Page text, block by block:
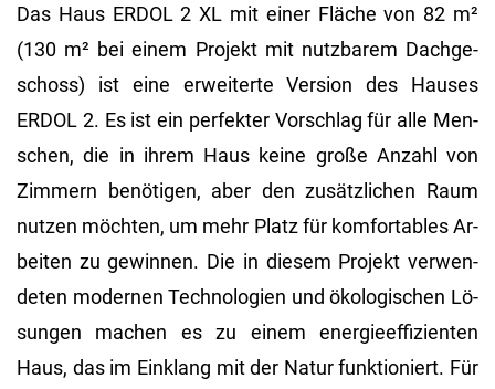
Das Haus ERDOL 2 XL mit einer Flä­che von 82 m²
(130 m² bei einem Pro­jekt mit nutz­ba­rem Dach­ge­
schoss) ist eine er­wei­ter­te Ver­si­on des Hau­ses
ERDOL 2. Es ist ein per­fek­ter Vor­schlag für alle Men­
schen, die in ihrem Haus keine große An­zahl von
Zim­mern be­nö­ti­gen, aber den zu­sätz­li­chen Raum
nut­zen möch­ten, um mehr Platz für kom­for­ta­bles Ar­
bei­ten zu ge­win­nen. Die in die­sem Pro­jekt ver­wen­
de­ten mo­der­nen Tech­no­lo­gi­en und öko­lo­gi­schen Lö­
sun­gen ma­chen es zu einem en­er­gie­ef­fi­zi­en­ten
Haus, das im Ein­klang mit der Natur funk­tio­niert. Für